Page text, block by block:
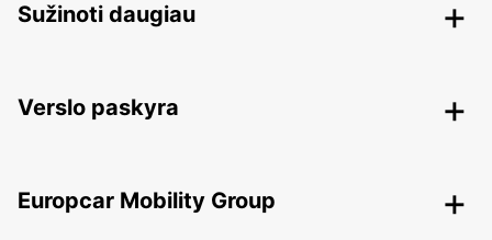
Sužinoti daugiau
Verslo paskyra
Europcar Mobility Group